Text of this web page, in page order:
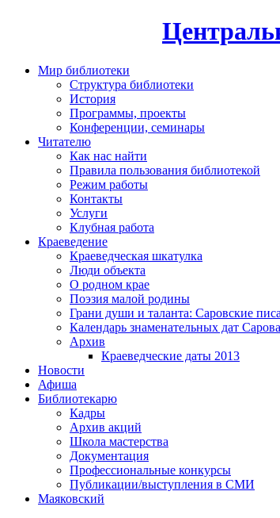
Мир библиотеки
Структура библиотеки
История
Программы, проекты
Конференции, семинары
Читателю
Как нас найти
Правила пользования библиотекой
Режим работы
Контакты
Услуги
Клубная работа
Краеведение
Краеведческая шкатулка
Люди объекта
О родном крае
Поэзия малой родины
Грани души и таланта: Саровские
Календарь знаменательных дат Сарова
Архив
Краеведческие даты 2013
Новости
Афиша
Библиотекарю
Кадры
Архив акций
Школа мастерства
Документация
Профессиональные конкурсы
Публикации/выступления в СМИ
Маяковский